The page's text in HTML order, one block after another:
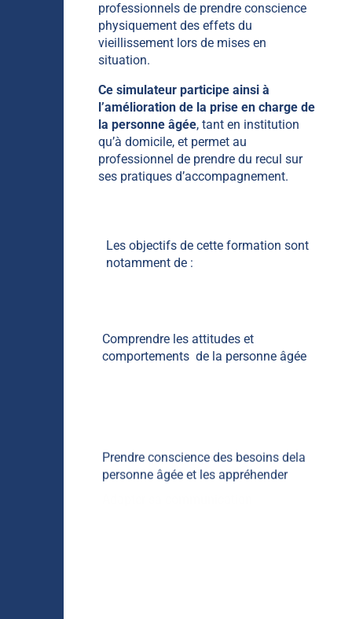
professionnels de prendre conscience
physiquement des effets du
vieillissement lors de mises en
situation.
Ce simulateur participe ainsi à
l’amélioration de la prise en charge de
la personne âgée, tant en institution
qu’à domicile, et permet au
professionnel de prendre du recul sur
ses pratiques d’accompagnement.
Les objectifs de cette formation sont
notamment de :
Comprendre les attitudes et
comportements de la personne âgée
Prendre conscience des besoins dela
personne âgée et les appréhender